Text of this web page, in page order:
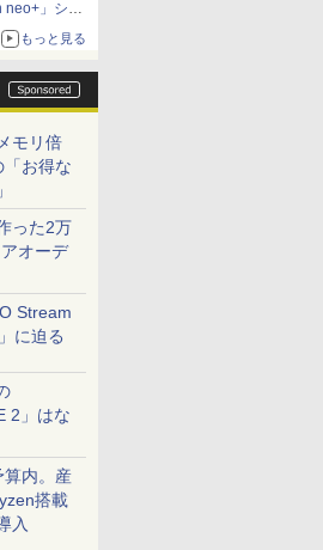
neo+」シリ
メモリへの
もっと見る
モリ倍
お得な
った2万
オーデ
Stream
に迫る
2」はな
算内。産
搭載
入